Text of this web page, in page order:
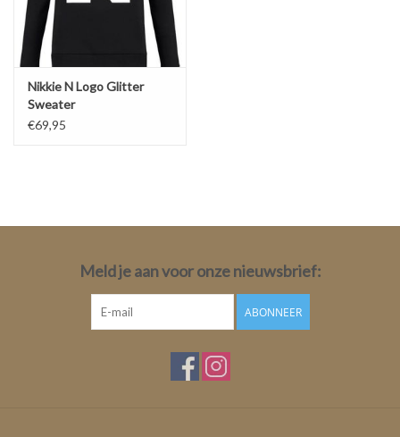
Merken
Nikkie N Logo Glitter
Sweater
€69,95
Meld je aan voor onze nieuwsbrief:
ABONNEER